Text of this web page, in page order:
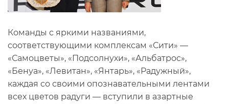
Команды с яркими названиями,
соответствующими комплексам «Сити» —
«Самоцветы», «Подсолнухи», «Альбатрос»,
«Бенуа», «Левитан», «Янтарь», «Радужный»,
каждая со своими опознавательными лентами
всех цветов радуги — вступили в азартные